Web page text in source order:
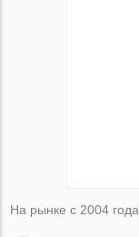
На рынке с 2004 года